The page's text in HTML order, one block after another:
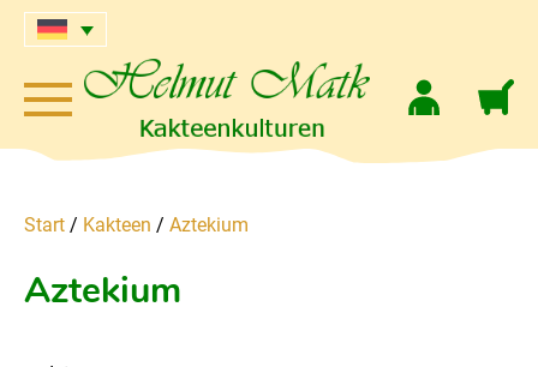
Start / Kakteen / Aztekium
Aztekium